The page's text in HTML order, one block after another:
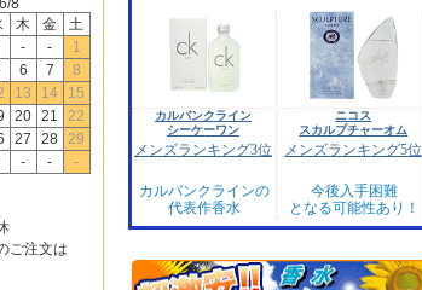
カルバンクライン
シーケーワン
メンズランキング3位
カルバンクラインの
代表作香水
ニコス
スカルプチャーオム
メンズランキング5位
今後入手困難
となる可能性あり！
8
木 金
土
- -
1
6 7
8
13 14
15
20 21
22
27 28 29
- - -
ご注文は